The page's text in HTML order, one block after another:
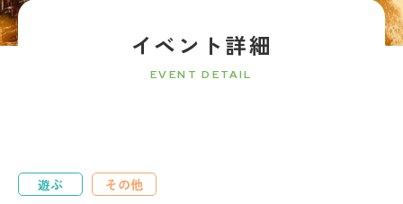
イベント詳細
EVENT DETAIL
遊ぶ その他